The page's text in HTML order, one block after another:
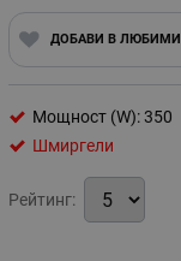
ДОБАВИ В ЛЮБИМИ
Мощност (W): 350
Шмиргели
Рейтинг: